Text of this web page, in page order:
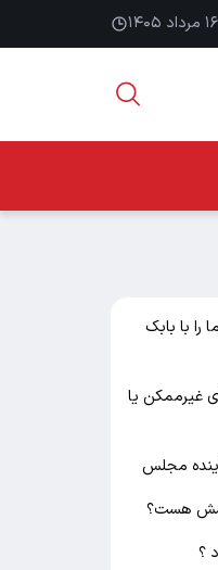
را با بابک
غیرممکن یا
مجلس
؟